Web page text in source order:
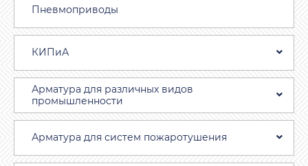
Пневмоприводы
КИПиА
Арматура для различных видов
промышленности
Арматура для систем пожаротушения